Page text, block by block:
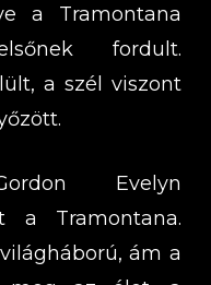
a Tramontana
fordult.
a szél viszont
Evelyn
a Tramontana.
ám a